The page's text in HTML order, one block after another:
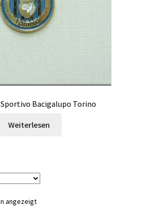
Bacigalupo Torino
Weiterlesen
angezeigt